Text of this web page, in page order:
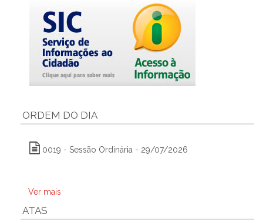
ORDEM DO DIA
0019 - Sessão Ordinária - 29/07/2026
Ver mais
ATAS